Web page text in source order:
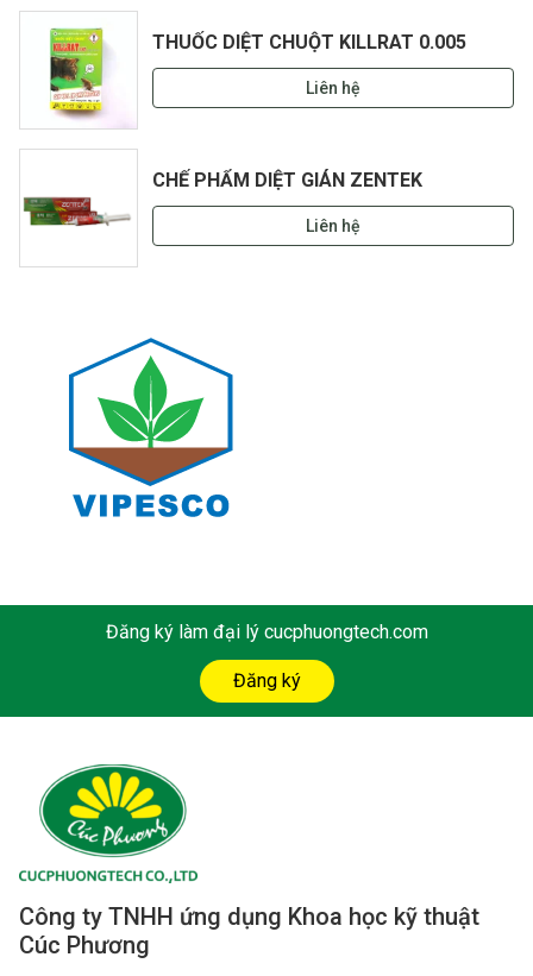
THUỐC DIỆT CHUỘT KILLRAT 0.005
Liên hệ
CHẾ PHẨM DIỆT GIÁN ZENTEK
Liên hệ
Đăng ký làm đại lý cucphuongtech.com
Đăng ký
Công ty TNHH ứng dụng Khoa học kỹ thuật
Cúc Phương